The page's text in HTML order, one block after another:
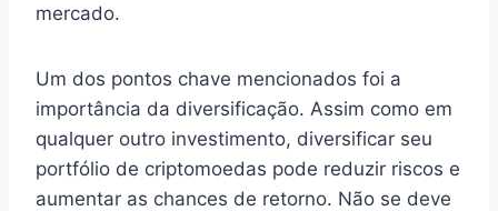
mercado.
Um dos pontos chave mencionados foi a
importância da diversificação. Assim como em
qualquer outro investimento, diversificar seu
portfólio de criptomoedas pode reduzir riscos e
aumentar as chances de retorno. Não se deve